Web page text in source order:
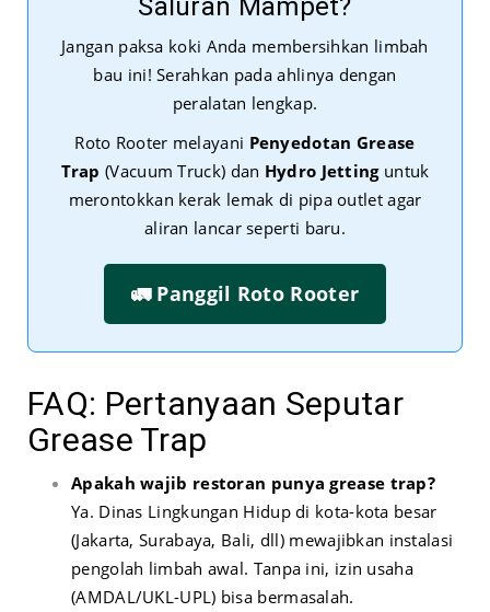
Jangan paksa koki Anda membersihkan limbah
bau ini! Serahkan pada ahlinya dengan
peralatan lengkap.
Roto Rooter melayani Penyedotan Grease
Trap (Vacuum Truck) dan Hydro Jettinguntuk
merontokkan kerak lemak di pipa outlet agar
aliran lancar seperti baru.
🚛 Panggil Roto Rooter
FAQ: Pertanyaan Seputar
Grease Trap
Apakah wajib restoran punya grease trap?
Ya. Dinas Lingkungan Hidup di kota-kota besar
(Jakarta, Surabaya, Bali, dll) mewajibkan instalasi
pengolah limbah awal. Tanpa ini, izin usaha
(AMDAL/UKL-UPL) bisa bermasalah.